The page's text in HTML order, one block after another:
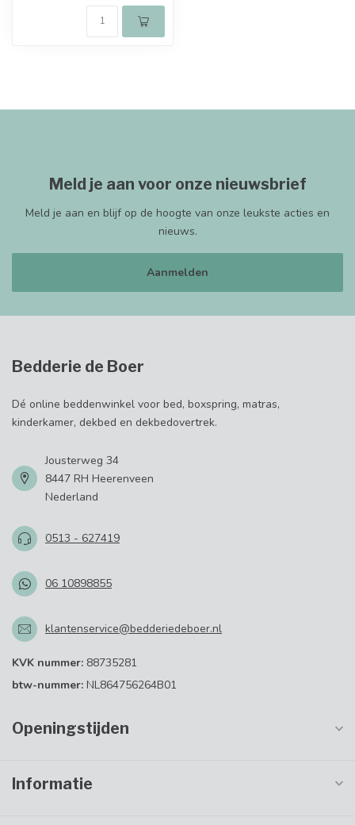
Meld je aan voor onze nieuwsbrief
Meld je aan en blijf op de hoogte van onze leukste acties en
nieuws.
Aanmelden
Bedderie de Boer
Dé online beddenwinkel voor bed, boxspring, matras,
kinderkamer, dekbed en dekbedovertrek.
Jousterweg 34
8447 RH Heerenveen
Nederland
0513 - 627419
06 10898855
klantenservice@bedderiedeboer.nl
KVK nummer: 88735281
btw-nummer: NL864756264B01
Openingstijden
Informatie